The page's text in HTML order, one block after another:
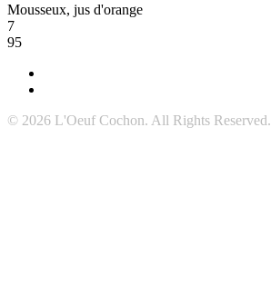
Mousseux, jus d'orange
7
95
© 2026 L'Oeuf Cochon. All Rights Reserved.